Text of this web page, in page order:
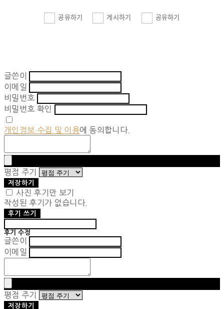
공유하기 게시하기 공유하기
글쓴이
이메일
비밀번호
비밀번호 확인
개인정보 수집 및 이용에 동의합니다.
평점 주기
저장하기
사진 후기만 보기
작성된 후기가 없습니다.
후기 쓰기
후기 수정
글쓴이
이메일
평점 주기
저장하기